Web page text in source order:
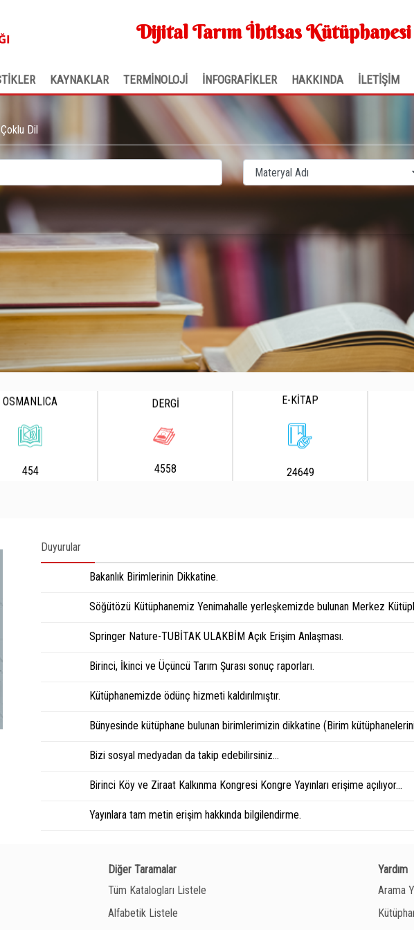
Dijital Tarım İhtisas Kütüphanesi
KAYNAKLAR TERMİNOLOJİ İNFOGRAFİKLER HAKKINDA İLETİŞİM
Çoklu Dil
OSMANLICA
454
DERGİ
4558
E-KİTAP
24649
Duyurular
Bakanlık Birimlerinin Dikkatine.
Söğütözü Kütüphanemiz Yenimahalle yerleşkemizde bulunan Merkez
Springer Nature-TUBİTAK ULAKBİM Açık Erişim Anlaşması.
Birinci, İkinci ve Üçüncü Tarım Şurası sonuç raporları.
Kütüphanemizde ödünç hizmeti kaldırılmıştır.
Bünyesinde kütüphane bulunan birimlerimizin dikkatine (Birim
Bizi sosyal medyadan da takip edebilirsiniz...
Birinci Köy ve Ziraat Kalkınma Kongresi Kongre Yayınları erişime açılıyor...
Yayınlara tam metin erişim hakkında bilgilendirme.
Diğer Taramalar
Tüm Katalogları Listele
Alfabetik Listele
Yardım
Arama